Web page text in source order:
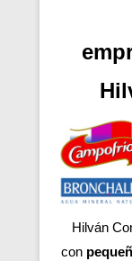
Hilván
con